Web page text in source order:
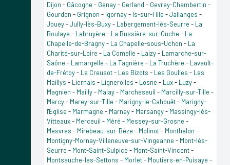
Dijon - Gâcogne - Genay- Gerland - Gevrey-Chambertin -
Gourdon - Grignon - Igornay- Is-sur-Tille -Jallanges -
Jouey-Jully-lès-Buxy- Labergement-lès-Seurre - La
Boulaye - Labruyère - La Bussière-sur-Ouche - La
Chapelle-de-Bragny- La Chapelle-sous-Uchon - La
Charité-sur-Loire - La Comelle - Laizy- Lamarche-sur-
Saône - Lamargelle - La Tagnière - La Truchère - Lavault-
de-Frétoy- Le Creusot- Les Bizots - Les Goulles - Les
Maillys - Liernais - Lignerolles - Losne - Lux- Luzy-
Magnien - Mailly- Malay- Marcheseuil - Marcilly-sur-Tille -
Marcy- Marey-sur-Tille - Marigny-le-Cahouët- Marigny-
l'Église - Marmagne - Marnay- Marsangy- Massingy-lès-
Vitteaux- Merceuil - Méré - Messey-sur-Grosne -
Mesvres - Mirebeau-sur-Bèze - Molinot- Monthelon -
Montigny-Mornay-Villeneuve-sur-Vingeanne - Mont-lès-
Seurre - Mont-Saint-Sulpice - Mont-Saint-Vincent-
Montsauche-les-Settons - Morlet- Moutiers-en-Puisaye -